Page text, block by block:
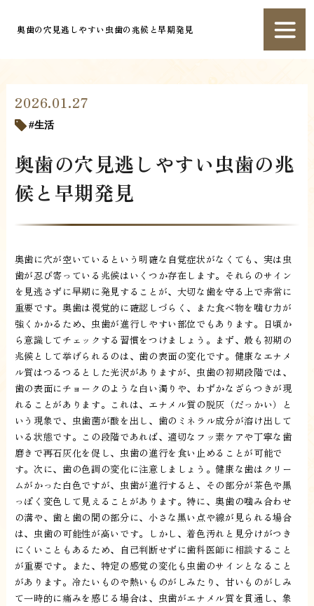
奥歯の穴見逃しやすい虫歯の兆候と早期発見
2026.01.27
生活
奥歯の穴見逃しやすい虫歯の兆
候と早期発見
奥歯に穴が空いているという明確な自覚症状がなくても、実は虫
歯が忍び寄っている兆候はいくつか存在します。それらのサイン
を見逃さずに早期に発見することが、大切な歯を守る上で非常に
重要です。奥歯は視覚的に確認しづらく、また食べ物を噛む力が
強くかかるため、虫歯が進行しやすい部位でもあります。日頃か
ら意識してチェックする習慣をつけましょう。まず、最も初期の
兆候として挙げられるのは、歯の表面の変化です。健康なエナメ
ル質はつるつるとした光沢がありますが、虫歯の初期段階では、
歯の表面にチョークのような白い濁りや、わずかなざらつきが現
れることがあります。これは、エナメル質の脱灰（だっかい）と
いう現象で、虫歯菌が酸を出し、歯のミネラル成分が溶け出して
いる状態です。この段階であれば、適切なフッ素ケアや丁寧な歯
磨きで再石灰化を促し、虫歯の進行を食い止めることが可能で
す。次に、歯の色調の変化に注意しましょう。健康な歯はクリー
ムがかった白色ですが、虫歯が進行すると、その部分が茶色や黒
っぽく変色して見えることがあります。特に、奥歯の噛み合わせ
の溝や、歯と歯の間の部分に、小さな黒い点や線が見られる場合
は、虫歯の可能性が高いです。しかし、着色汚れと見分けがつき
にくいこともあるため、自己判断せずに歯科医師に相談すること
が重要です。また、特定の感覚の変化も虫歯のサインとなること
があります。冷たいものや熱いものがしみたり、甘いものがしみ
て一時的に痛みを感じる場合は、虫歯がエナメル質を貫通し、象